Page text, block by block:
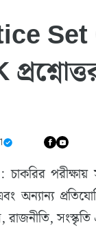
Set
পরীক্ষায়
অন্যান্য
রাজনীতি,